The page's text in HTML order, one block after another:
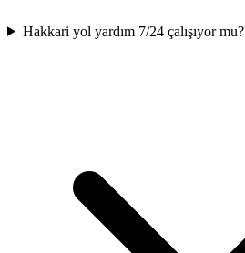
Hakkari yol yardım 7/24 çalışıyor mu?